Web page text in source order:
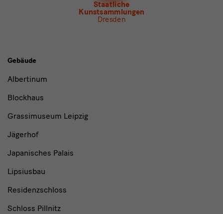
Museum für Sächsische Volkskunst
Staatliche
Kunstsammlungen
Dresden
Gebäude,
Museen
Institutionen
Gebäude
Albertinum
Blockhaus
Grassimuseum Leipzig
Jägerhof
Japanisches Palais
Lipsiusbau
Residenzschloss
Schloss Pillnitz